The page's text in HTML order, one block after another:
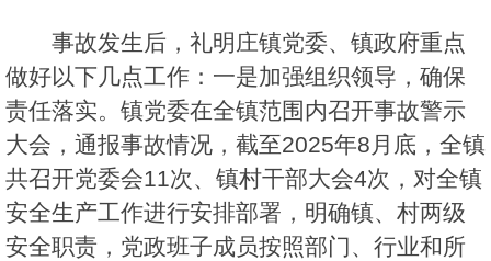
事故发生后，礼明庄镇党委、镇政府重点
做好以下几点工作：一是加强组织领导，确保
责任落实。镇党委在全镇范围内召开事故警示
大会，通报事故情况，截至2025年8月底，全镇
共召开党委会11次、镇村干部大会4次，对全镇
安全生产工作进行安排部署，明确镇、村两级
安全职责，党政班子成员按照部门、行业和所